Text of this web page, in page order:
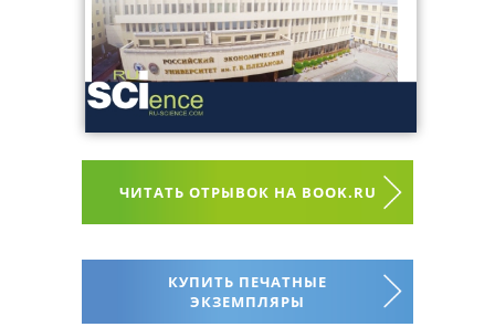
ЧИТАТЬ ОТРЫВОК НА BOOK.RU
КУПИТЬ ПЕЧАТНЫЕ
ЭКЗЕМПЛЯРЫ